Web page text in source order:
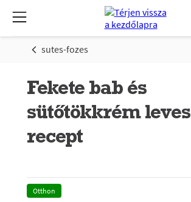
sutes-fozes
Fekete bab és
sütőtökkrém leves
recept
Otthon